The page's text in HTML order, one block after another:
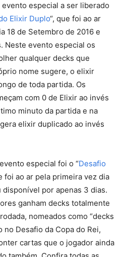
especial a ser liberado
Elixir Duplo“, que foi ao ar
18 de Setembro de 2016 e
Neste evento especial os
qualquer decks que
nome sugere, o elixir
de toda partida. Os
com 0 de Elixir ao invés
minuto da partida e na
elixir duplicado ao invés
especial foi o “Desafio
foi ao ar pela primeira vez dia
por apenas 3 dias.
ganham decks totalmente
nomeados como “decks
no Desafio da Copa do Rei,
cartas que o jogador ainda